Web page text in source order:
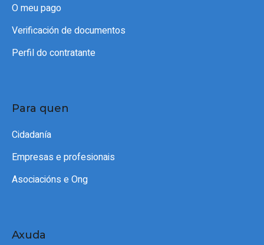
O meu pago
Verificación de documentos
Perfil do contratante
Para quen
Cidadanía
Empresas e profesionais
Asociacións e Ong
Axuda